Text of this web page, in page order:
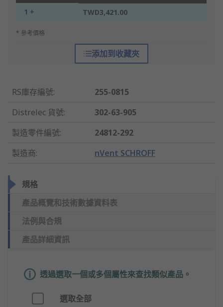
1 + TWD3,421.00
* 參考價格
添加到收藏夾
RS庫存編號:
255-0815
Distrelec 貨號:
302-63-905
製造零件編號:
24812-292
製造商: nVent SCHROFF
規格
產品概覽和技術數據資料表
法例與合規
產品詳細資訊
透過選取一個或多個屬性來查找類似產品。
選取全部